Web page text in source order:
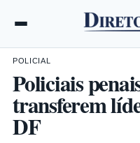
POLICIAL
Policiais
transferem
DF